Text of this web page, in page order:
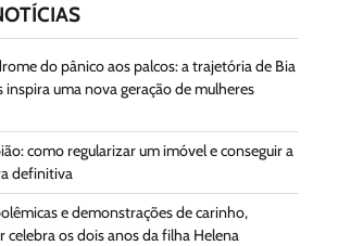
do pânico aos palcos: a trajetória de Bia
inspira uma nova geração de mulheres
como regularizar um imóvel e conseguir a
definitiva
e demonstrações de carinho,
celebra os dois anos da filha Helena